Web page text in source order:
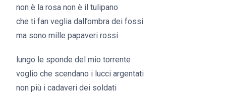
non è la rosa non è il tulipano
che ti fan veglia dall’ombra dei fossi
ma sono mille papaveri rossi
lungo le sponde del mio torrente
voglio che scendano i lucci argentati
non più i cadaveri dei soldati